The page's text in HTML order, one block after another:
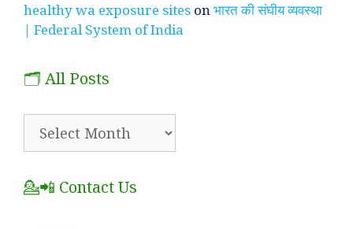
healthy wa exposure sites onभारत की संघीय व्यवस्था
| Federal System of India
🗂️ All Posts
💁📲 Contact Us